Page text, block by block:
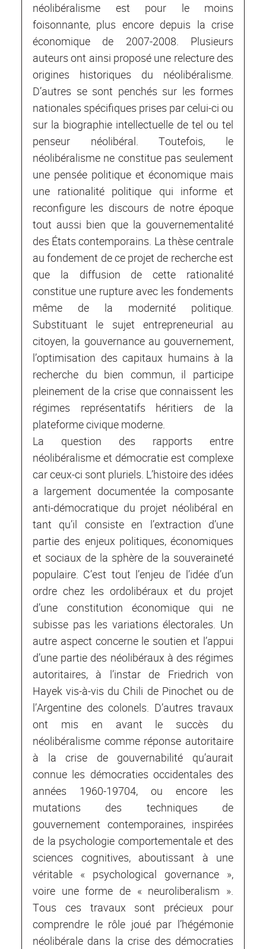
néolibéralisme est pour le moins
foisonnante, plus encore depuis la crise
économique de 2007-2008. Plusieurs
auteurs ont ainsi proposé une relecture des
origines historiques du néolibéralisme.
D’autres se sont penchés sur les formes
nationales spécifiques prises par celui-ci ou
sur la biographie intellectuelle de tel ou tel
penseur néolibéral. Toutefois, le
néolibéralisme ne constitue pas seulement
une pensée politique et économique mais
une rationalité politique qui informe et
reconfigure les discours de notre époque
tout aussi bien que la gouvernementalité
des États contemporains. La thèse centrale
au fondement de ce projet de recherche est
que la diffusion de cette rationalité
constitue une rupture avec les fondements
même de la modernité politique.
Substituant le sujet entrepreneurial au
citoyen, la gouvernance au gouvernement,
l’optimisation des capitaux humains à la
recherche du bien commun, il participe
pleinement de la crise que connaissent les
régimes représentatifs héritiers de la
plateforme civique moderne.
La question des rapports entre
néolibéralisme et démocratie est complexe
car ceux-ci sont pluriels. L’histoire des idées
a largement documentée la composante
anti-démocratique du projet néolibéral en
tant qu’il consiste en l’extraction d’une
partie des enjeux politiques, économiques
et sociaux de la sphère de la souveraineté
populaire. C’est tout l’enjeu de l’idée d’un
ordre chez les ordolibéraux et du projet
d’une constitution économique qui ne
subisse pas les variations électorales. Un
autre aspect concerne le soutien et l’appui
d’une partie des néolibéraux à des régimes
autoritaires, à l’instar de Friedrich von
Hayek vis-à-vis du Chili de Pinochet ou de
l’Argentine des colonels. D’autres travaux
ont mis en avant le succès du
néolibéralisme comme réponse autoritaire
à la crise de gouvernabilité qu’aurait
connue les démocraties occidentales des
années 1960-19704, ou encore les
mutations des techniques de
gouvernement contemporaines, inspirées
de la psychologie comportementale et des
sciences cognitives, aboutissant à une
véritable « psychological governance »,
voire une forme de « neuroliberalism ».
Tous ces travaux sont précieux pour
comprendre le rôle joué par l’hégémonie
néolibérale dans la crise des démocraties